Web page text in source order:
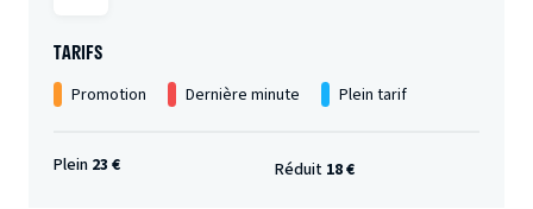
TARIFS
Promotion Dernière minute Plein tarif
Plein 23 € Réduit 18 €